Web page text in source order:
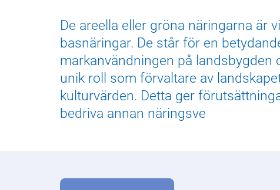
De areella eller gröna näringarna är
basnäringar. De står för en
markanvändningen på landsbygden
unik roll som förvaltare av
kulturvärden. Detta ger
bedriva annan näringsve